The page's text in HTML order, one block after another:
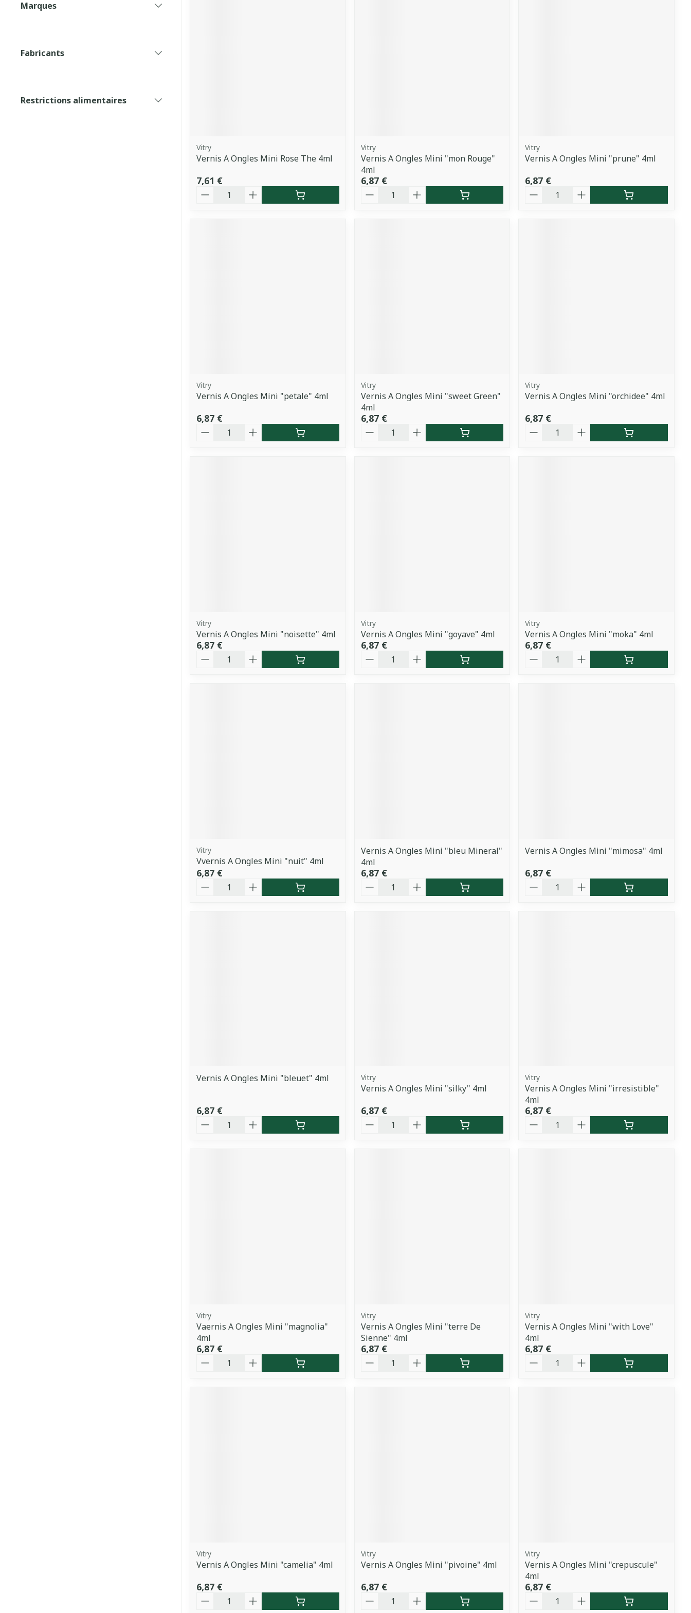
Marques
Fabricants
Restrictions alimentaires
Vitry
Vernis A Ongles Mini Rose The 4ml
7,61 €
Quantité
Vitry
Vernis A Ongles Mini "mon Rouge"
4ml
6,87 €
Quantité
Vitry
Vernis A Ongles Mini "prune" 4ml
6,87 €
Quantité
Vitry
Vernis A Ongles Mini "petale" 4ml
6,87 €
Quantité
Vitry
Vernis A Ongles Mini "sweet Green"
4ml
6,87 €
Quantité
Vitry
Vernis A Ongles Mini "orchidee" 4ml
6,87 €
Quantité
Vitry
Vernis A Ongles Mini "noisette" 4ml
6,87 €
Quantité
Vitry
Vernis A Ongles Mini "goyave" 4ml
6,87 €
Quantité
Vitry
Vernis A Ongles Mini "moka" 4ml
6,87 €
Quantité
Vitry
Vvernis A Ongles Mini "nuit" 4ml
6,87 €
Quantité
Vernis A Ongles Mini "bleu Mineral"
4ml
6,87 €
Quantité
Vernis A Ongles Mini "mimosa" 4ml
6,87 €
Quantité
Vernis A Ongles Mini "bleuet" 4ml
6,87 €
Quantité
Vitry
Vernis A Ongles Mini "silky" 4ml
6,87 €
Quantité
Vitry
Vernis A Ongles Mini "irresistible"
4ml
6,87 €
Quantité
Vitry
Vaernis A Ongles Mini "magnolia"
4ml
6,87 €
Quantité
Vitry
Vernis A Ongles Mini "terre De
Sienne" 4ml
6,87 €
Quantité
Vitry
Vernis A Ongles Mini "with Love"
4ml
6,87 €
Quantité
Vitry
Vernis A Ongles Mini "camelia" 4ml
6,87 €
Quantité
Vitry
Vernis A Ongles Mini "pivoine" 4ml
6,87 €
Quantité
Vitry
Vernis A Ongles Mini "crepuscule"
4ml
6,87 €
Quantité